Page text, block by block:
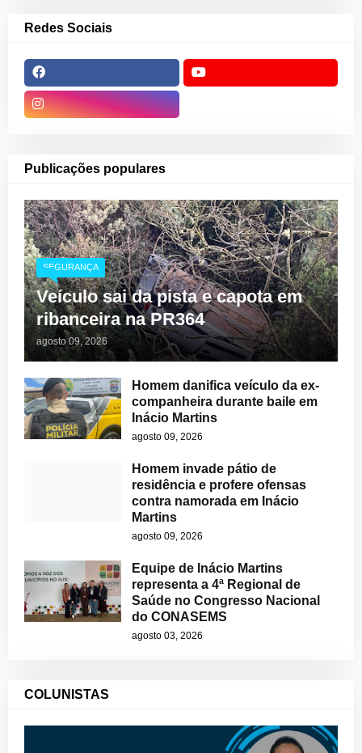
Redes Sociais
Publicações populares
SEGURANÇA
Veículo sai da pista e capota em
ribanceira na PR364
agosto 09, 2026
Homem danifica veículo da ex-
companheira durante baile em
Inácio Martins
agosto 09, 2026
Homem invade pátio de
residência e profere ofensas
contra namorada em Inácio
Martins
agosto 09, 2026
Equipe de Inácio Martins
representa a 4ª Regional de
Saúde no Congresso Nacional
do CONASEMS
agosto 03, 2026
COLUNISTAS